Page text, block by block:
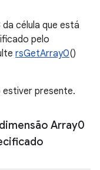
célula que está
pelo
rsGetArray0()
estiver presente.
Array0